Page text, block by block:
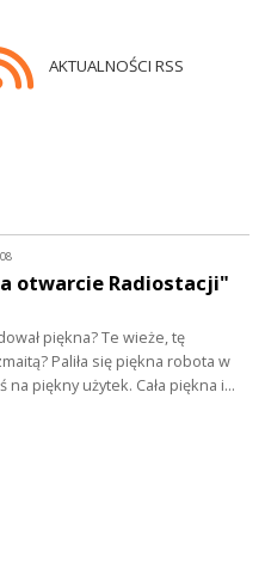
AKTUALNOŚCI RSS
otwarcie Radiostacji"
piękna? Te wieże, tę
Paliła się piękna robota w
na piękny użytek. Cała piękna i…